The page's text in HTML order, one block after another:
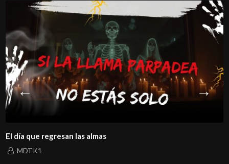
El día que regresan las almas
MDTK1